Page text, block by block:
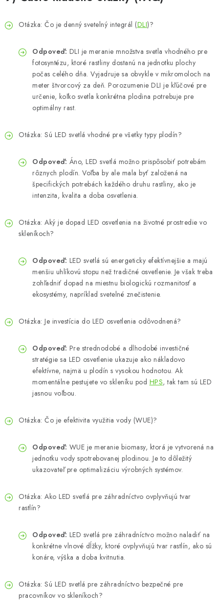
Otázka: Čo je denný svetelný integrál (DLI)?
Odpoveď: DLI je meranie množstva svetla vhodného pre
fotosyntézu, ktoré rastliny dostanú na jednotku plochy
počas celého dňa. Vyjadruje sa obvykle v mikromoloch na
meter štvorcový za deň. Porozumenie DLI je kľúčové pre
určenie, koľko svetla konkrétna plodina potrebuje pre
optimálny rast.
Otázka: Sú LED svetlá vhodné pre všetky typy plodín?
Odpoveď: Áno, LED svetlá možno prispôsobiť potrebám
rôznych plodín. Voľba by ale mala byť založená na
špecifických potrebách každého druhu rastliny, ako je
intenzita, kvalita a doba osvetlenia.
Otázka: Aký je dopad LED osvetlenia na životné prostredie vo
skleníkoch?
Odpoveď: LED svetlá sú energeticky efektívnejšie a majú
menšiu uhlíkovú stopu než tradičné osvetlenie. Je však treba
zohľadniť dopad na miestnu biologickú rozmanitosť a
ekosystémy, napríklad svetelné znečistenie.
Otázka: Je investícia do LED osvetlenia odôvodnená?
Odpoveď: Pre strednodobé a dlhodobé investičné
stratégie sa LED osvetlenie ukazuje ako nákladovo
efektívne, najmä u plodín s vysokou hodnotou. Ak
momentálne pestujete vo skleníku pod HPS, tak tam sú LED
jasnou voľbou.
Otázka: Čo je efektivita využitia vody (WUE)?
Odpoveď: WUE je meranie biomasy, ktorá je vytvorená na
jednotku vody spotrebovanej plodinou. Je to dôležitý
ukazovateľ pre optimalizáciu výrobných systémov.
Otázka: Ako LED svetlá pre záhradníctvo ovplyvňujú tvar
rastlín?
Odpoveď: LED svetlá pre záhradníctvo možno naladiť na
konkrétne vlnové dĺžky, ktoré ovplyvňujú tvar rastlín, ako sú
konáre, výška a doba kvitnutia.
Otázka: Sú LED svetlá pre záhradníctvo bezpečné pre
pracovníkov vo skleníkoch?